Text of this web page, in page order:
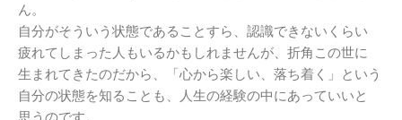
ん。
自分がそういう状態であることすら、認識できないくらい
疲れてしまった人もいるかもしれませんが、折角この世に
生まれてきたのだから、「心から楽しい、落ち着く」という
自分の状態を知ることも、人生の経験の中にあっていいと